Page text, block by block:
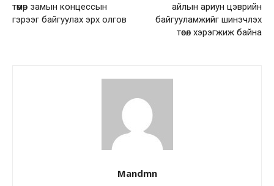
төмөр замын концессын
гэрээг байгуулах эрх олгов
айлын ариун цэврийн
байгууламжийг шинэчлэх
төсөл хэрэгжиж байна
Mandmn